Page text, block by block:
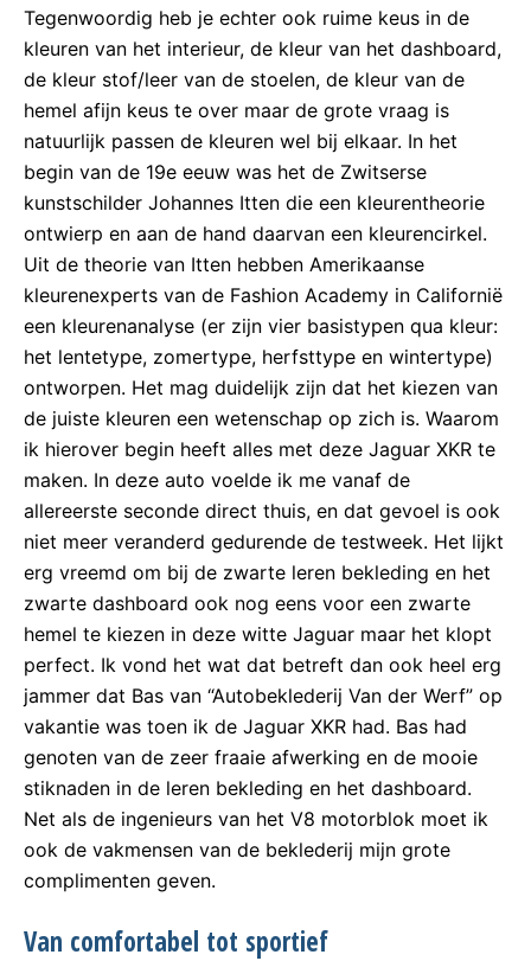
Tegenwoordig heb je echter ook ruime keus in de
kleuren van het interieur, de kleur van het dashboard,
de kleur stof/leer van de stoelen, de kleur van de
hemel afijn keus te over maar de grote vraag is
natuurlijk passen de kleuren wel bij elkaar. In het
begin van de 19e eeuw was het de Zwitserse
kunstschilder Johannes Itten die een kleurentheorie
ontwierp en aan de hand daarvan een kleurencirkel.
Uit de theorie van Itten hebben Amerikaanse
kleurenexperts van de Fashion Academy in Californië
een kleurenanalyse (er zijn vier basistypen qua kleur:
het lentetype, zomertype, herfsttype en wintertype)
ontworpen. Het mag duidelijk zijn dat het kiezen van
de juiste kleuren een wetenschap op zich is. Waarom
ik hierover begin heeft alles met deze Jaguar XKR te
maken. In deze auto voelde ik me vanaf de
allereerste seconde direct thuis, en dat gevoel is ook
niet meer veranderd gedurende de testweek. Het lijkt
erg vreemd om bij de zwarte leren bekleding en het
zwarte dashboard ook nog eens voor een zwarte
hemel te kiezen in deze witte Jaguar maar het klopt
perfect. Ik vond het wat dat betreft dan ook heel erg
jammer dat Bas van “Autobeklederij Van der Werf” op
vakantie was toen ik de Jaguar XKR had. Bas had
genoten van de zeer fraaie afwerking en de mooie
stiknaden in de leren bekleding en het dashboard.
Net als de ingenieurs van het V8 motorblok moet ik
ook de vakmensen van de beklederij mijn grote
complimenten geven.
Van comfortabel tot sportief